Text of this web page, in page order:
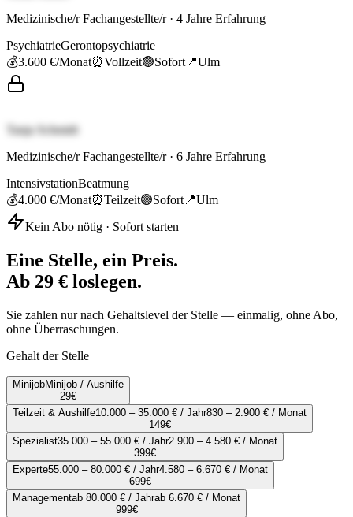
Medizinische/r Fachangestellte/r· 4 Jahre Erfahrung
PsychiatrieGerontopsychiatrie
💰3.600 €/Monat⏰Vollzeit🟢Sofort 📍Ulm
Tanja Schmidt
Medizinische/r Fachangestellte/r· 6 Jahre Erfahrung
IntensivstationBeatmung
💰4.000 €/Monat⏰Teilzeit🟢Sofort 📍Ulm
Kein Abo nötig · Sofort starten
Eine Stelle, ein Preis.
Ab 29 € loslegen.
Sie zahlen nur nach Gehaltslevel der Stelle — einmalig, ohne Abo,
ohne Überraschungen.
Gehalt der Stelle
MinijobMinijob / Aushilfe
29€
Teilzeit & Aushilfe10.000 – 35.000 € / Jahr830 – 2.900 € / Monat
149€
Spezialist35.000 – 55.000 € / Jahr2.900 – 4.580 € / Monat
399€
Experte55.000 – 80.000 € / Jahr4.580 – 6.670 € / Monat
699€
Managementab 80.000 € / Jahrab 6.670 € / Monat
999€